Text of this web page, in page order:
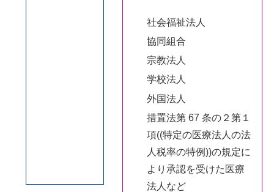
社会福祉法人
協同組合
宗教法人
学校法人
外国法人
措置法第 67 条の２第１
項((特定の医療法人の法
人税率の特例))の規定に
より承認を受けた医療
法人など